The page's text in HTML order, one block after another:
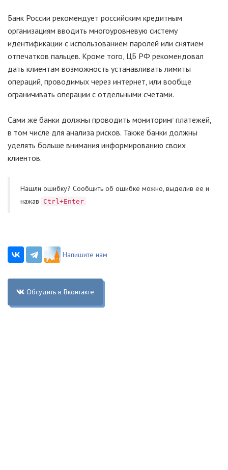
Банк России рекомендует российским кредитным
организациям вводить многоуровневую систему
идентификации с использованием паролей или снятием
отпечатков пальцев. Кроме того, ЦБ РФ рекомендовал
дать клиентам возможность устанавливать лимиты
операций, проводимых через интернет, или вообще
ограничивать операции с отдельными счетами.
Сами же банки должны проводить мониторинг платежей,
в том числе для анализа рисков. Также банки должны
уделять больше внимания информированию своих
клиентов.
Нашли ошибку? Cообщить об ошибке можно, выделив ее и
нажав
Ctrl+Enter
Напишите нам
Обсудить в Вконтакте